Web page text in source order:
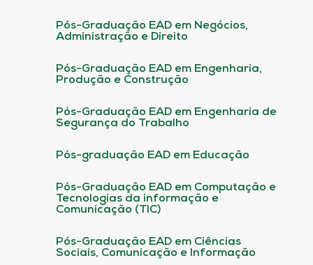
Pós-Graduação EAD em Negócios,
Administração e Direito
Pós-Graduação EAD em Engenharia,
Produção e Construção
Pós-Graduação EAD em Engenharia de
Segurança do Trabalho
Pós-graduação EAD em Educação
Pós-Graduação EAD em Computação e
Tecnologias da informação e
Comunicação (TIC)
Pós-Graduação EAD em Ciências
Sociais, Comunicação e Informação